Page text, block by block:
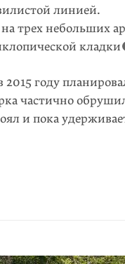
линией.
трех небольших
кладки
году
частично
и пока